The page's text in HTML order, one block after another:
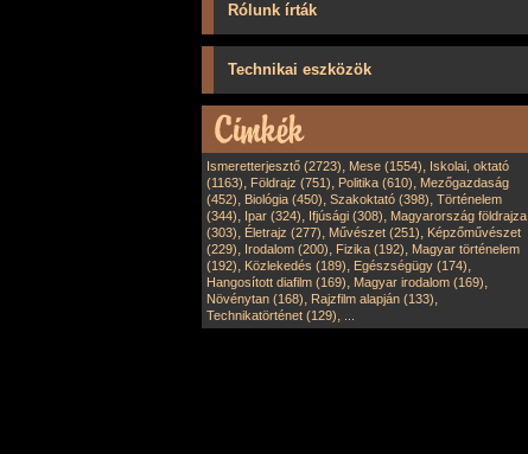
Rólunk írták
Technikai eszközök
Ismeretterjesztő (2723), Mese (1554), Iskolai, oktató
(1163), Földrajz (751), Politika (610), Mezőgazdaság
(452), Biológia (450), Szakoktató (398), Történelem
(344), Ipar (324), Ifjúsági (308), Magyarország földrajza
(303), Életrajz (277), Művészet (251), Képzőművészet
(229), Irodalom (200), Fizika (192), Magyar történelem
(192), Közlekedés (189), Egészségügy (174),
Hangosított diafilm (169), Magyar irodalom (169),
Növénytan (168), Rajzfilm alapján (133),
Technikatörténet (129),